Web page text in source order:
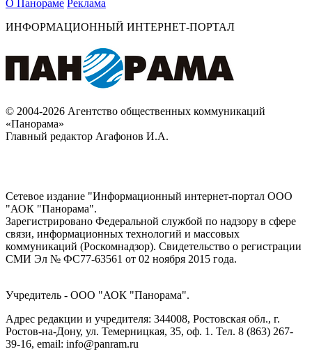
О Панораме Реклама
ИНФОРМАЦИОННЫЙ ИНТЕРНЕТ-ПОРТАЛ
© 2004-2026 Агентство общественных коммуникаций
«Панорама»
Главный редактор Агафонов И.А.
Сетевое издание "Информационный интернет-портал ООО
"АОК "Панорама".
Зарегистрировано Федеральной службой по надзору в сфере
связи, информационных технологий и массовых
коммуникаций (Роскомнадзор). Cвидетельство о регистрации
СМИ Эл № ФС77-63561 от 02 ноября 2015 года.
Учредитель - ООО "АОК "Панорама".
Адрес редакции и учредителя: 344008, Ростовская обл., г.
Ростов-на-Дону, ул. Темерницкая, 35, оф. 1. Тел. 8 (863) 267-
39-16, email: info@panram.ru